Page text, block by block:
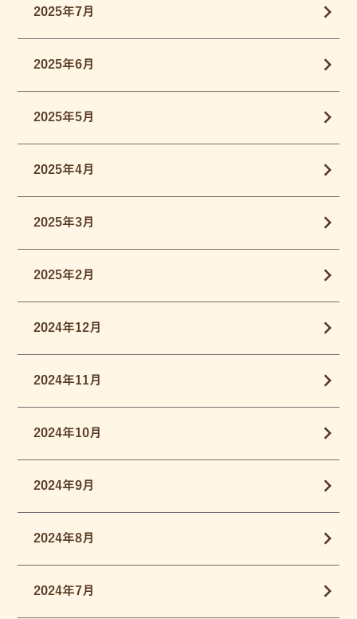
2025年7月
2025年6月
2025年5月
2025年4月
2025年3月
2025年2月
2024年12月
2024年11月
2024年10月
2024年9月
2024年8月
2024年7月